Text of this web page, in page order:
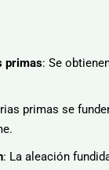
primas: Se
primas se
: La aleación